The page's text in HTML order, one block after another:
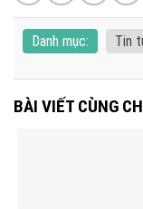
Danh mục: Tin
BÀI VIẾT CÙNG